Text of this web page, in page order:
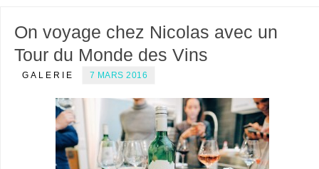
On voyage chez Nicolas avec un
Tour du Monde des Vins
GALERIE 7 MARS 2016